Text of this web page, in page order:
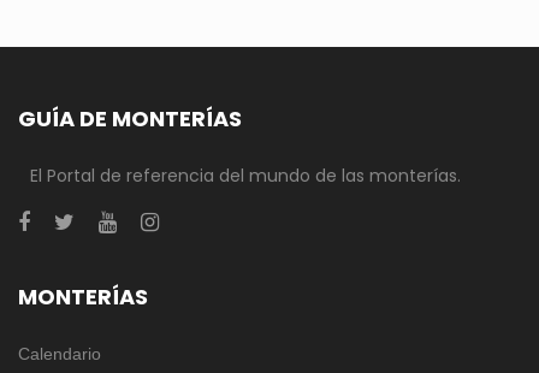
GUÍA DE MONTERÍAS
El Portal de referencia del mundo de las monterías.
MONTERÍAS
Calendario